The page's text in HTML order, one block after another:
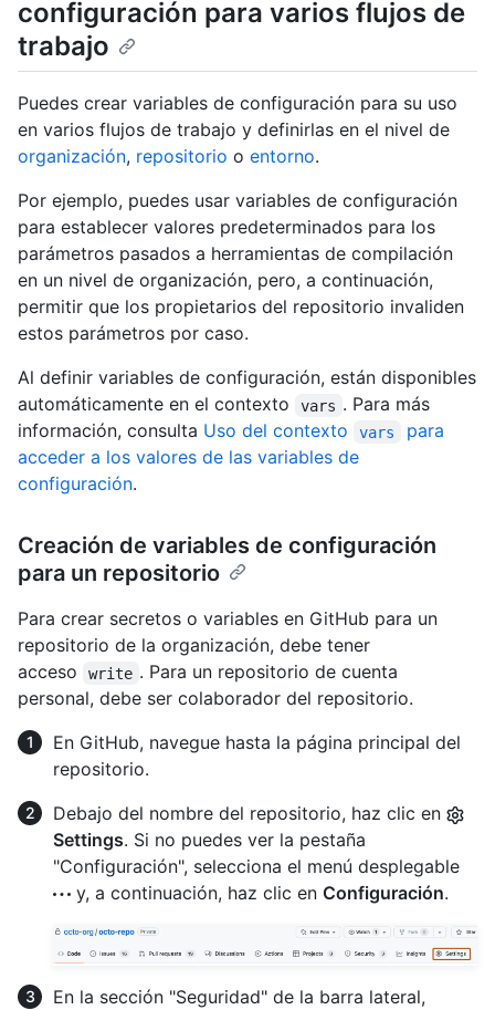
configuración para varios flujos de
trabajo
Puedes crear variables de configuración para su uso
en varios flujos de trabajo y definirlas en el nivel de
organización, repositorio o entorno.
Por ejemplo, puedes usar variables de configuración
para establecer valores predeterminados para los
parámetros pasados a herramientas de compilación
en un nivel de organización, pero, a continuación,
permitir que los propietarios del repositorio invaliden
estos parámetros por caso.
Al definir variables de configuración, están disponibles
automáticamente en el contexto
vars . Para más
información, consulta Uso del contexto vars
para
acceder a los valores de las variables de
configuración.
Creación de variables de configuración
para un repositorio
Para crear secretos o variables en GitHub para un
repositorio de la organización, debe tener
acceso
write . Para un repositorio de cuenta
personal, debe ser colaborador del repositorio.
En GitHub, navegue hasta la página principal del
repositorio.
Debajo del nombre del repositorio, haz clic en
Settings. Si no puedes ver la pestaña
"Configuración", selecciona el menú desplegable
y, a continuación, haz clic en Configuración.
En la sección "Seguridad" de la barra lateral,